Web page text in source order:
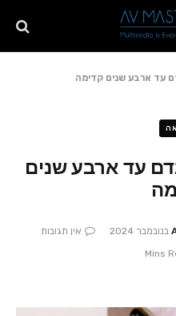
עד ארבע שנים קדימה
עד ארבע שנים
אין תגובות